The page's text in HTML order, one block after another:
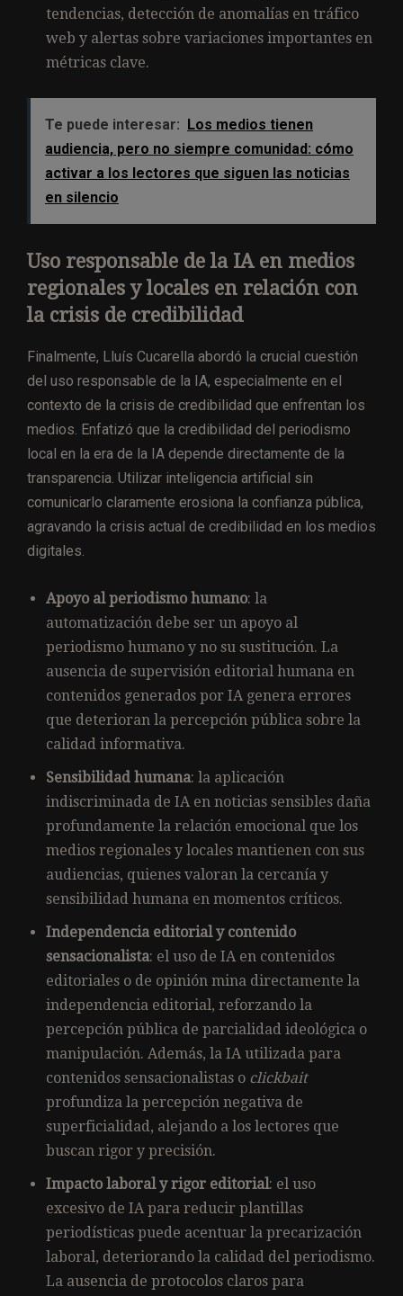
tendencias, detección de anomalías en tráfico
web y alertas sobre variaciones importantes en
métricas clave.
Te puede interesar: Los medios tienen
audiencia, pero no siempre comunidad: cómo
activar a los lectores que siguen las noticias
en silencio
Uso responsable de la IA en medios
regionales y locales en relación con
la crisis de credibilidad
Finalmente, Lluís Cucarella abordó la crucial cuestión
del uso responsable de la IA, especialmente en el
contexto de la crisis de credibilidad que enfrentan los
medios. Enfatizó que la credibilidad del periodismo
local en la era de la IA depende directamente de la
transparencia. Utilizar inteligencia artificial sin
comunicarlo claramente erosiona la confianza pública,
agravando la crisis actual de credibilidad en los medios
digitales.
Apoyo al periodismo humano: la
automatización debe ser un apoyo al
periodismo humano y no su sustitución. La
ausencia de supervisión editorial humana en
contenidos generados por IA genera errores
que deterioran la percepción pública sobre la
calidad informativa.
Sensibilidad humana: la aplicación
indiscriminada de IA en noticias sensibles daña
profundamente la relación emocional que los
medios regionales y locales mantienen con sus
audiencias, quienes valoran la cercanía y
sensibilidad humana en momentos críticos.
Independencia editorial y contenido
sensacionalista: el uso de IA en contenidos
editoriales o de opinión mina directamente la
independencia editorial, reforzando la
percepción pública de parcialidad ideológica o
manipulación. Además, la IA utilizada para
contenidos sensacionalistas o clickbait
profundiza la percepción negativa de
superficialidad, alejando a los lectores que
buscan rigor y precisión.
Impacto laboral y rigor editorial: el uso
excesivo de IA para reducir plantillas
periodísticas puede acentuar la precarización
laboral, deteriorando la calidad del periodismo.
La ausencia de protocolos claros para